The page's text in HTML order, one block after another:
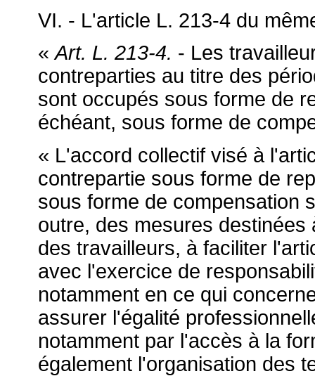
VI. - L'article L. 213-4 du
«Art. L. 213-4. - Les
contreparties au titre des
sont occupés sous forme de
échéant, sous forme de
« L'accord collectif visé à
contrepartie sous forme de
sous forme de compensation
outre, des mesures
des travailleurs, à faciliter
avec l'exercice de
notamment en ce qui
assurer l'égalité
notamment par l'accès à la
également l'organisation des